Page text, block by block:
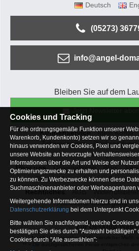
Deutsch
(05273)
info@angel-
Bleiben Sie auf dem
Kundenservice Mein Konto
Zahlungsarten
Rücksendung
Häufige Fragen
Über uns
Unternehmen Blog
Osterfeldsee
Archiv Sitemap
Rechtliches
AGB
Altbatterie-Entsorgung
Zur Desktop
* = Alle Preisangaben inkl. gesetzlicher MwSt.
Cookies und Tracking
Für die ordnungsgemäße Funktion unserer
Warenkorb, Kundenkonto) setzen wir so
hinaus verwenden wir Cookies, Pixel und
unsere Website an bevorzugte
Informationen über die Art und Weise der
Optimierungszwecke zu erhalten und
zu können. Zu Werbezwecke können diese
Suchmaschinenanbieter oder Werbeagenturen
Weitergehende Informationen hierzu sind in
Datenschutzerklärung bei dem Unterpunkt
Bitte wählen Sie nachfolgend, welche Cookies
bestätigen Sie dies durch "Auswahl bestätigen"
Cookies durch "Alle auswählen":